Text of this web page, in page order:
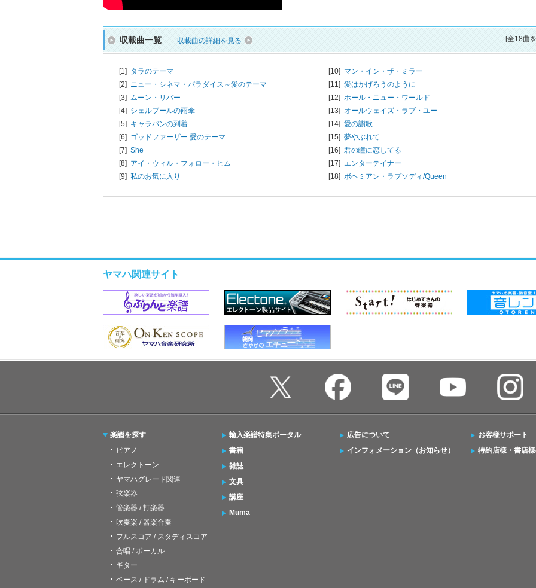
収載曲一覧 収載曲の詳細を見る [全18曲
[1] タラのテーマ
[2] ニュー・シネマ・パラダイス～愛のテーマ
[3] ムーン・リバー
[4] シェルブールの雨傘
[5] キャラバンの到着
[6] ゴッドファーザー 愛のテーマ
[7] She
[8] アイ・ウィル・フォロー・ヒム
[9] 私のお気に入り
[10] マン・イン・ザ・ミラー
[11] 愛はかげろうのように
[12] ホール・ニュー・ワールド
[13] オールウェイズ・ラブ・ユー
[14] 愛の讃歌
[15] 夢やぶれて
[16] 君の瞳に恋してる
[17] エンターテイナー
[18] ボヘミアン・ラプソディ/Queen
ヤマハ関連サイト
楽譜を探す
ピアノ
エレクトーン
ヤマハグレード関連
弦楽器
管楽器 / 打楽器
吹奏楽 / 器楽合奏
フルスコア / スタディスコア
合唱 / ボーカル
ギター
ベース / ドラム / キーボード
輸入楽譜特集ポータル
書籍
雑誌
文具
講座
Muma
広告について
インフォメーション（お知らせ）
お客様サポート
特約店様・書店